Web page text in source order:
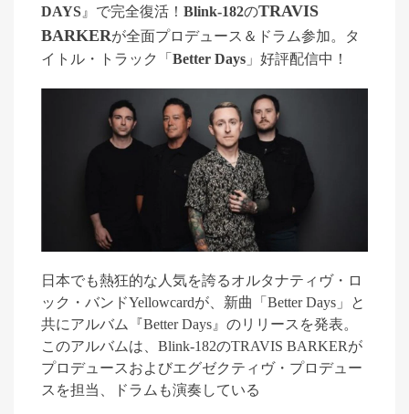
DAYS 』で完全復活！ Blink-182のTRAVIS
BARKERが全面プロデュース＆ドラム参加。タ
イトル・トラック
「 Better Days 」 好評配信中！
日本でも熱狂的な人気を誇るオルタナティヴ・ロ
ック・バンドYellowcardが、新曲「 Better Days 」と
共にアルバム『Better Days 』のリリースを発表。
このアルバムは、 Blink-182のTRAVIS BARKERが
プロデュースおよびエグゼクティヴ・プロデュー
スを担当、ドラムも演奏している